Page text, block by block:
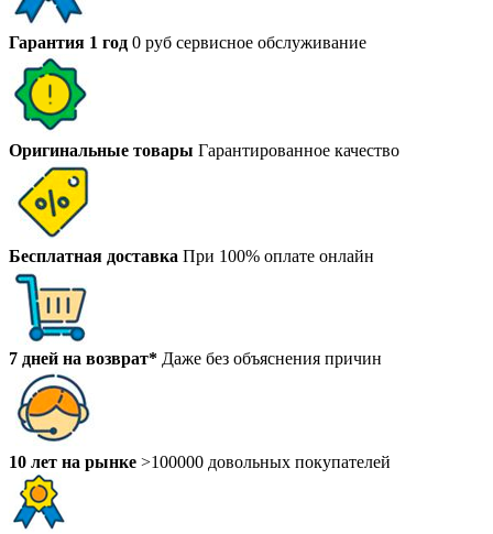
Гарантия 1 год 0 руб сервисное обслуживание
Оригинальные товары Гарантированное качество
Бесплатная доставка При 100% оплате онлайн
7 дней на возврат* Даже без объяснения причин
10 лет на рынке >100000 довольных покупателей